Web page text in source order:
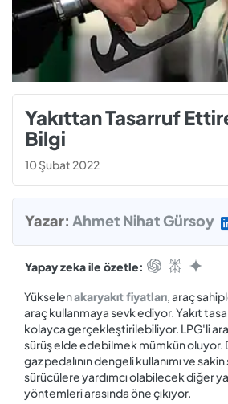
Yakıttan Tasarruf
Bilgi
10 Şubat 2022
Yazar: Ahmet Nihat Gürsoy
Yapay zeka ile özetle:
Yükselenakaryakıt fiyatları, araç
araç kullanmaya sevk ediyor. Yakıt
kolayca gerçekleştirilebiliyor. LPG'li
sürüş elde edebilmek mümkün oluyor.
gaz pedalının dengeli kullanımı ve sakin
sürücülere yardımcı olabilecek diğer
yöntemleri arasında öne çıkıyor.